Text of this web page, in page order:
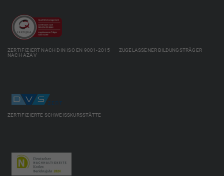
ZERTIFIZIERT NACH DIN ISO EN 9001-2015 ZUGELASSENER BILDUNGSTRÄGER
NACH AZAV
ZERTIFIZIERTE SCHWEISSKURSSTÄTTE